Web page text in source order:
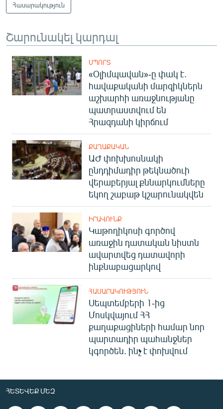
Հասարակություն
Շարունակել կարդալ
ՍՊՈՐՏ
«Օլիմպավան»-ը փակ է.
հավաքականի մարզիկներն
աշխարհի առաջնությանը
պատրաստվում են
Հրազդանի կիրճում
ՔԱՂԱՔԱԿԱՆ
ԱԺ փոխխոսնակի
ընդդիմադիր թեկնածուի
վերաբերյալ քննարկումները
եկող շաբաթ կշարունակվեն
ԻՐԱՎՈՒՆՔ
Կաթողիկոսի գործով
առաջին դատական նիստն
ավարտվեց դատավորի
ինքնաբացարկով
ՀԱՍԱՐԱԿՈՒԹՅՈՒՆ
Սեպտեմբերի 1-ից
Մոսկվայում ՀՀ
քաղաքացիների համար նոր
պարտադիր պահանջներ
կգործեն. ինչ է փոխվում
ՀԵՏԵՎԵՔ ՄԵԶ